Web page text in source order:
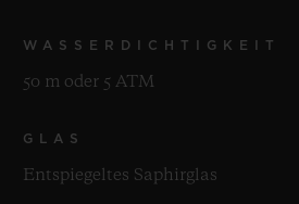
WASSERDICHTIGKEIT
50 m oder 5 ATM
GLAS
Entspiegeltes Saphirglas